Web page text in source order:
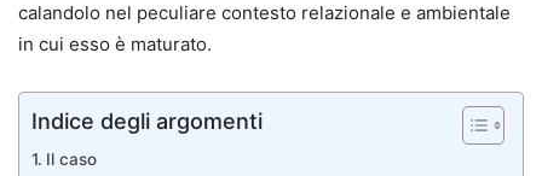
calandolo nel peculiare contesto relazionale e ambientale
in cui esso è maturato.
Indice degli argomenti
Il caso